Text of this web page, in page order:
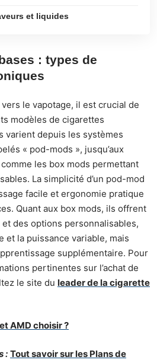
et liquides
: types de
le vapotage, il est crucial de
modèles de cigarettes
varient depuis les systèmes
« pod-mods », jusqu’aux
les box mods permettant
La simplicité d’un pod-mod
facile et ergonomie pratique
Quant aux box mods, ils offrent
des options personnalisables,
et la puissance variable, mais
supplémentaire. Pour
pertinentes sur l’achat de
le site du leader de la cigarette
AMD choisir ?
: Tout savoir sur les Plans de